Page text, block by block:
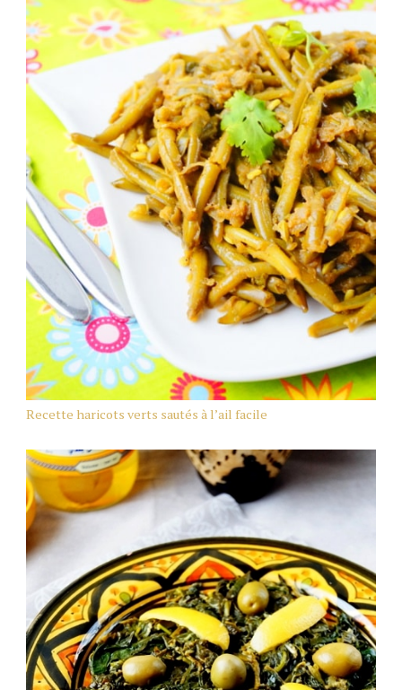
Recette haricots verts sautés à l’ail facile